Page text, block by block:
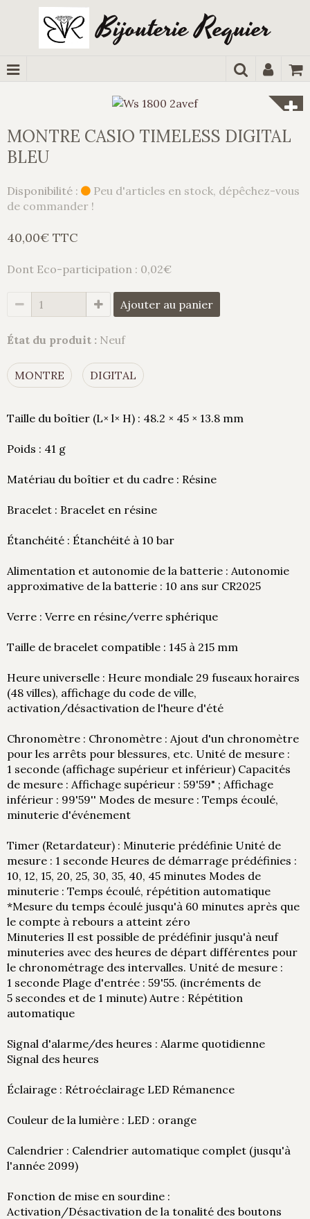
Bijouterie Requier
MONTRE CASIO TIMELESS DIGITAL
BLEU
Disponibilité :
Peu d'articles en stock, dépêchez-vous
de commander !
40,00€ TTC
Dont Eco-participation : 0,02€
Ajouter au panier
État du produit : Neuf
MONTRE DIGITAL
Taille du boîtier (L× l× H) : 48.2 × 45 × 13.8 mm
Poids : 41 g
Matériau du boîtier et du cadre : Résine
Bracelet : Bracelet en résine
Étanchéité : Étanchéité à 10 bar
Alimentation et autonomie de la batterie : Autonomie
approximative de la batterie : 10 ans sur CR2025
Verre : Verre en résine/verre sphérique
Taille de bracelet compatible : 145 à 215 mm
Heure universelle : Heure mondiale 29 fuseaux horaires
(48 villes), affichage du code de ville,
activation/désactivation de l'heure d'été
Chronomètre : Chronomètre : Ajout d'un chronomètre
pour les arrêts pour blessures, etc. Unité de mesure :
1 seconde (affichage supérieur et inférieur) Capacités
de mesure : Affichage supérieur : 59'59" ; Affichage
inférieur : 99'59'' Modes de mesure : Temps écoulé,
minuterie d'événement
Timer (Retardateur) : Minuterie prédéfinie Unité de
mesure : 1 seconde Heures de démarrage prédéfinies :
10, 12, 15, 20, 25, 30, 35, 40, 45 minutes Modes de
minuterie : Temps écoulé, répétition automatique
*Mesure du temps écoulé jusqu'à 60 minutes après que
le compte à rebours a atteint zéro
Minuteries Il est possible de prédéfinir jusqu'à neuf
minuteries avec des heures de départ différentes pour
le chronométrage des intervalles. Unité de mesure :
1 seconde Plage d'entrée : 59'55. (incréments de
5 secondes et de 1 minute) Autre : Répétition
automatique
Signal d'alarme/des heures : Alarme quotidienne
Signal des heures
Éclairage : Rétroéclairage LED Rémanence
Couleur de la lumière : LED : orange
Calendrier : Calendrier automatique complet (jusqu'à
l'année 2099)
Fonction de mise en sourdine :
Activation/Désactivation de la tonalité des boutons